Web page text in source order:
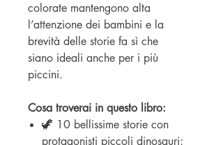
colorate mantengono alta
l’attenzione dei bambini e la
brevità delle storie fa sì che
siano ideali anche per i più
piccini.
Cosa troverai in questo libro:
🦖 10 bellissime storie con
protagonisti piccoli dinosauri;